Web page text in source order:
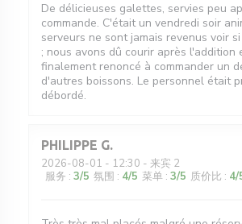
De délicieuses galettes, servies peu
commande. C'était un vendredi soir
serveurs ne sont jamais revenus voir
; nous avons dû courir après l'addition
finalement renoncé à commander un
d'autres boissons. Le personnel était
débordé.
PHILIPPE G
2026-08-01 - 12:30 - 来宾 2
服务 : 3/5 氛围 : 4/5 菜单 : 3/5 质价比 : 4/